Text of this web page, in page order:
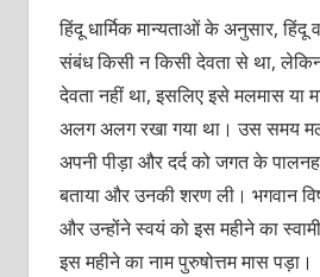
हिंदू धार्मिक मान्यताओं के अनुसार, हिंदू
संबंध किसी न किसी देवता से था,
देवता नहीं था, इसलिए इसे मलमास या
अलग अलग रखा गया था। उस समय
अपनी पीड़ा और दर्द को जगत के
बताया और उनकी शरण ली। भगवान
और उन्होंने स्वयं को इस महीने का
इस महीने का नाम पुरुषोत्तम मास पड़ा।